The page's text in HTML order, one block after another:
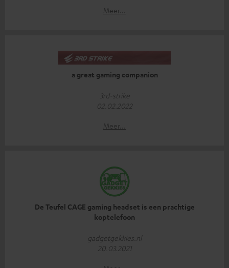
Meer...
a great gaming companion
3rd-strike
02.02.2022
Meer...
De Teufel CAGE gaming headset is een prachtige
koptelefoon
gadgetgekkies.nl
20.03.2021